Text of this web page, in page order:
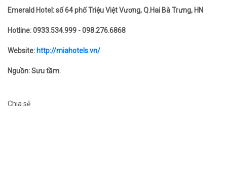
Emerald Hotel: số 64 phố Triệu Việt Vương, Q.Hai Bà Trưng, HN
Hotline: 0933.534.999 - 098.276.6868
Website: http://miahotels.vn/
Nguồn: Sưu tầm.
Chia sẻ